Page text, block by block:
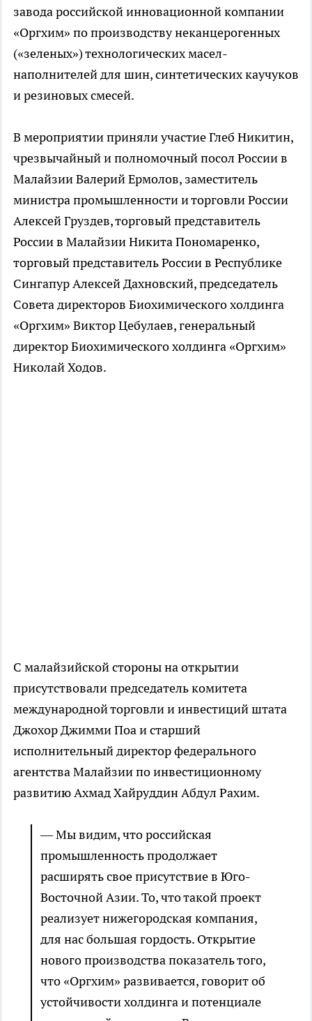
завода российской инновационной компании
«Оргхим» по производству неканцерогенных
(«зеленых») технологических масел-
наполнителей для шин, синтетических каучуков
и резиновых смесей.
В мероприятии приняли участие Глеб Никитин,
чрезвычайный и полномочный посол России в
Малайзии Валерий Ермолов, заместитель
министра промышленности и торговли России
Алексей Груздев, торговый представитель
России в Малайзии Никита Пономаренко,
торговый представитель России в Республике
Сингапур Алексей Дахновский, председатель
Совета директоров Биохимического холдинга
«Оргхим» Виктор Цебулаев, генеральный
директор Биохимического холдинга «Оргхим»
Николай Ходов.
С малайзийской стороны на открытии
присутствовали председатель комитета
международной торговли и инвестиций штата
Джохор Джимми Поа и старший
исполнительный директор федерального
агентства Малайзии по инвестиционному
развитию Ахмад Хайруддин Абдул Рахим.
— Мы видим, что российская
промышленность продолжает
расширять свое присутствие в Юго-
Восточной Азии. То, что такой проект
реализует нижегородская компания,
для нас большая гордость. Открытие
нового производства показатель того,
что «Оргхим» развивается, говорит об
устойчивости холдинга и потенциале